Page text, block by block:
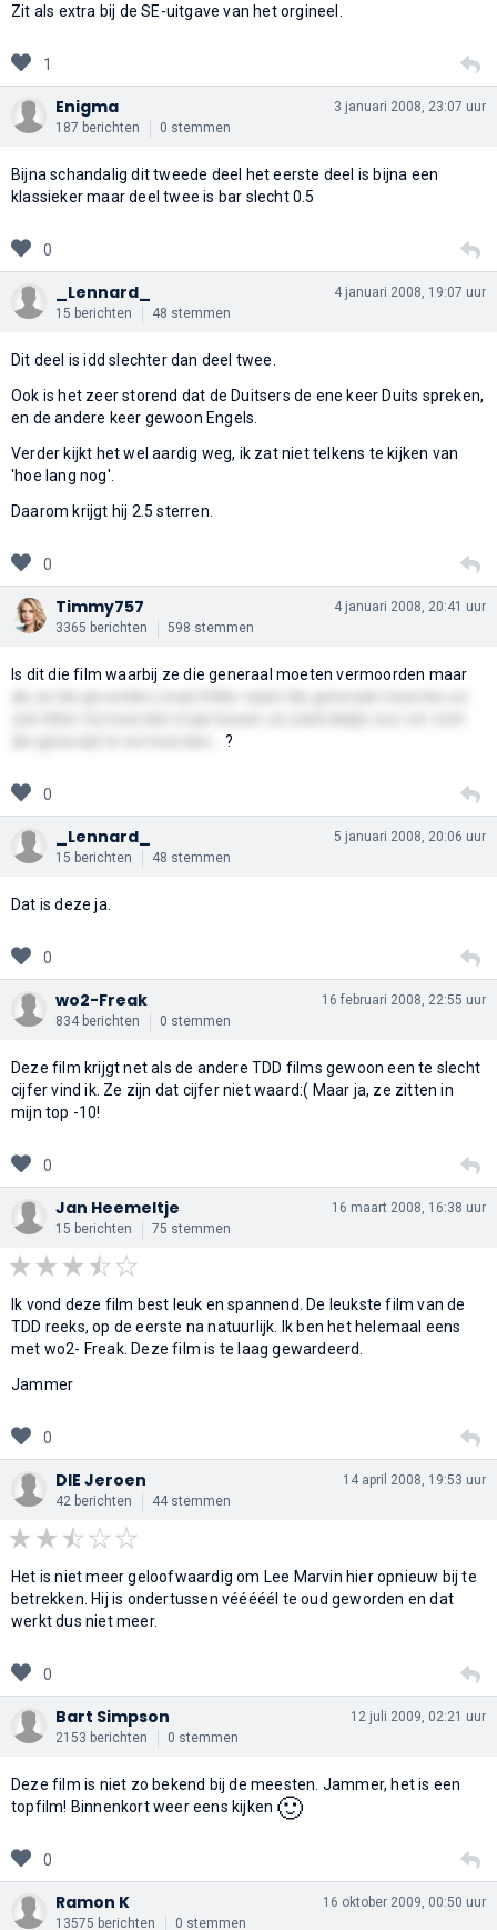
Zit als extra bij de SE-uitgave van het orgineel.
1
Enigma
187 berichten 0 stemmen
3 januari 2008, 23:07 uur
Bijna schandalig dit tweede deel het eerste deel is bijna een
klassieker maar deel twee is bar slecht 0.5
0
_Lennard_
15 berichten 48 stemmen
4 januari 2008, 19:07 uur
Dit deel is idd slechter dan deel twee.
Ook is het zeer storend dat de Duitsers de ene keer Duits spreken,
en de andere keer gewoon Engels.
Verder kijkt het wel aardig weg, ik zat niet telkens te kijken van
'hoe lang nog'.
Daarom krijgt hij 2.5 sterren.
0
Timmy757
3365 berichten 598 stemmen
4 januari 2008, 20:41 uur
Is dit die film waarbij ze die generaal moeten vermoorden maar
?
0
_Lennard_
15 berichten 48 stemmen
5 januari 2008, 20:06 uur
Dat is deze ja.
0
wo2-Freak
834 berichten 0 stemmen
16 februari 2008, 22:55 uur
Deze film krijgt net als de andere TDD films gewoon een te slecht
cijfer vind ik. Ze zijn dat cijfer niet waard:( Maar ja, ze zitten in
mijn top -10!
0
Jan Heemeltje
15 berichten 75 stemmen
16 maart 2008, 16:38 uur
Ik vond deze film best leuk en spannend. De leukste film van de
TDD reeks, op de eerste na natuurlijk. Ik ben het helemaal eens
met wo2- Freak. Deze film is te laag gewardeerd.
Jammer
0
DIE Jeroen
42 berichten 44 stemmen
14 april 2008, 19:53 uur
Het is niet meer geloofwaardig om Lee Marvin hier opnieuw bij te
betrekken. Hij is ondertussen vééééél te oud geworden en dat
werkt dus niet meer.
0
Bart Simpson
2153 berichten 0 stemmen
12 juli 2009, 02:21 uur
Deze film is niet zo bekend bij de meesten. Jammer, het is een
topfilm! Binnenkort weer eens kijken 🙂
0
Ramon K
13575 berichten 0 stemmen
16 oktober 2009, 00:50 uur